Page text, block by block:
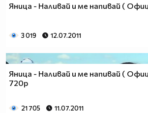
Яница - Наливай и ме напивай (
3 019 12.07.2011
Яница - Наливай и ме напивай (
720p
21 705 11.07.2011